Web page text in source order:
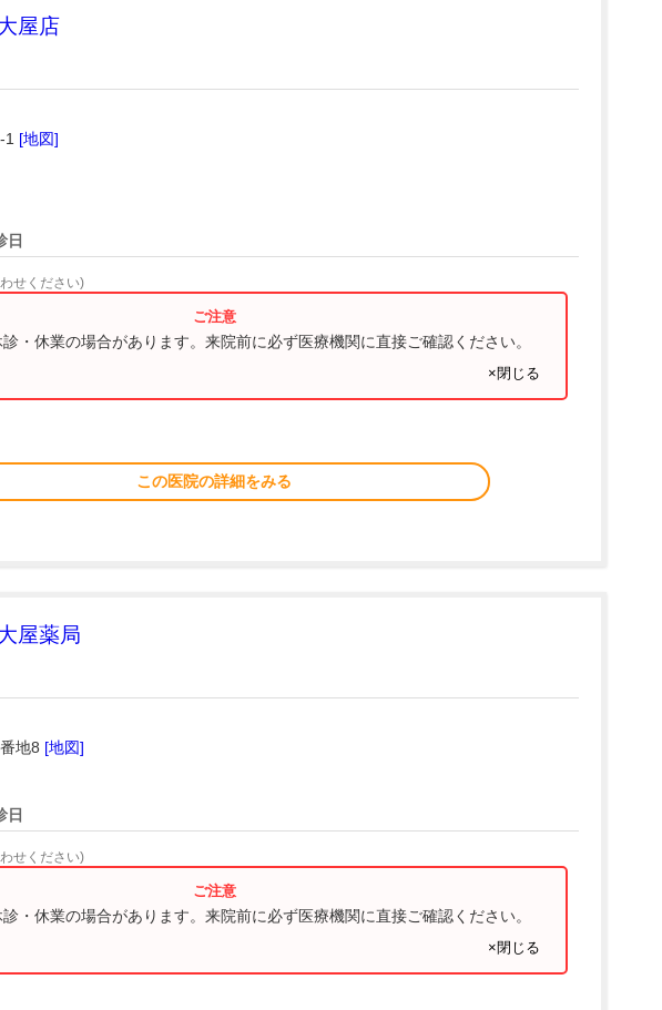
屋店
[地図]
日
せください)
・休業の場合があります。来院前に必ず医療機関に直接ご確認ください。
×閉じる
この医院の詳細をみる
屋薬局
地8 [地図]
日
せください)
・休業の場合があります。来院前に必ず医療機関に直接ご確認ください。
×閉じる